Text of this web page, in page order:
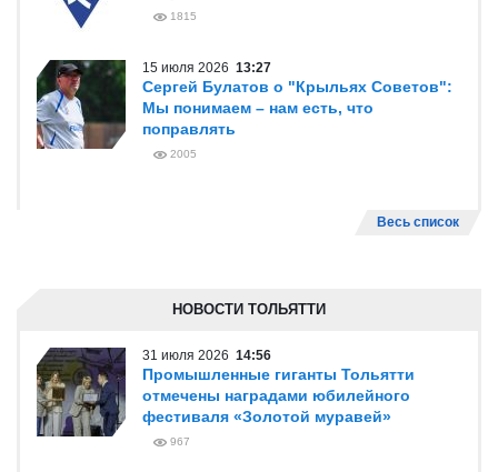
1815
15 июля 2026 13:27
Сергей Булатов о "Крыльях Советов":
Мы понимаем – нам есть, что
поправлять
2005
Весь список
НОВОСТИ ТОЛЬЯТТИ
31 июля 2026 14:56
Промышленные гиганты Тольятти
отмечены наградами юбилейного
фестиваля «Золотой муравей»
967